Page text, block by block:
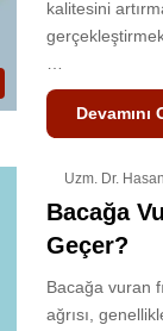
kalitesini
Devamını
Uzm. Dr.
Bacağa
Geçer?
Bacağa vuran
ağrısı,